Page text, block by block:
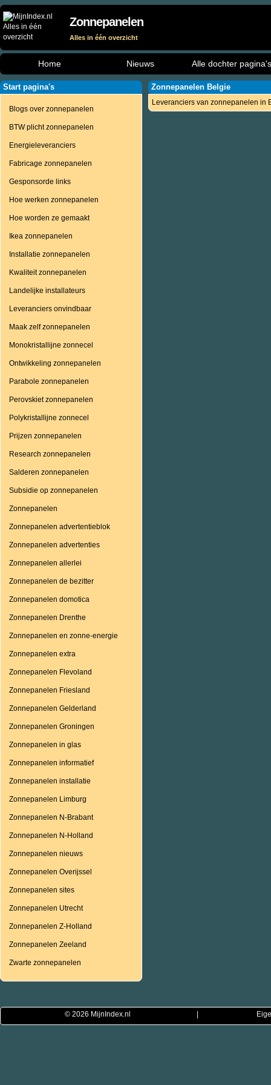
Zonnepanelen
Alles in één overzicht
Home Nieuws Alle dochter pagina's
Start pagina's
Blogs over zonnepanelen
BTW plicht zonnepanelen
Energieleveranciers
Fabricage zonnepanelen
Gesponsorde links
Hoe werken zonnepanelen
Hoe worden ze gemaakt
Ikea zonnepanelen
Installatie zonnepanelen
Kwaliteit zonnepanelen
Landelijke installateurs
Leveranciers onvindbaar
Maak zelf zonnepanelen
Monokristallijne zonnecel
Ontwikkeling zonnepanelen
Parabole zonnepanelen
Perovskiet zonnepanelen
Polykristallijne zonnecel
Prijzen zonnepanelen
Research zonnepanelen
Salderen zonnepanelen
Subsidie op zonnepanelen
Zonnepanelen
Zonnepanelen advertentieblok
Zonnepanelen advertenties
Zonnepanelen allerlei
Zonnepanelen de bezitter
Zonnepanelen domotica
Zonnepanelen Drenthe
Zonnepanelen en zonne-energie
Zonnepanelen extra
Zonnepanelen Flevoland
Zonnepanelen Friesland
Zonnepanelen Gelderland
Zonnepanelen Groningen
Zonnepanelen in glas
Zonnepanelen informatief
Zonnepanelen installatie
Zonnepanelen Limburg
Zonnepanelen N-Brabant
Zonnepanelen N-Holland
Zonnepanelen nieuws
Zonnepanelen Overijssel
Zonnepanelen sites
Zonnepanelen Utrecht
Zonnepanelen Z-Holland
Zonnepanelen Zeeland
Zwarte zonnepanelen
Zonnepanelen Belgie
Leveranciers van zonnepanelen in
© 2026 MijnIndex.nl